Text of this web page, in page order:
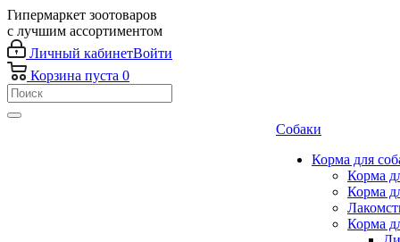
Гипермаркет зоотоваров
с лучшим ассортиментом
Личный кабинетВойти
Корзина пуста 0
Собаки
Корма для
Корма
Корма
Корма